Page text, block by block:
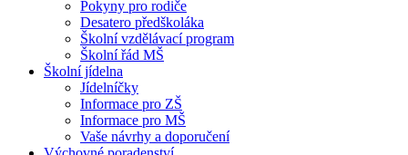
Pokyny pro rodiče
Desatero předškoláka
Školní vzdělávací program
Školní řád MŠ
Školní jídelna
Jídelníčky
Informace pro ZŠ
Informace pro MŠ
Vaše návrhy a doporučení